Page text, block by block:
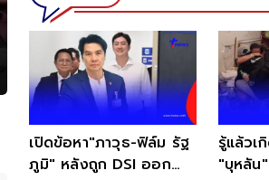
เปิดข้อหา"ภาวุธ-ฟิล์ม รัฐ
ภูมิ" หลังถูก DSI ออก
รู้แล้วเ
"บุหลัน